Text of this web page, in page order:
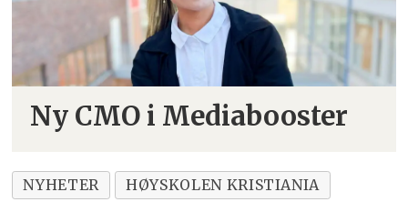
Ny CMO i Mediabooster
NYHETER
HØYSKOLEN KRISTIANIA